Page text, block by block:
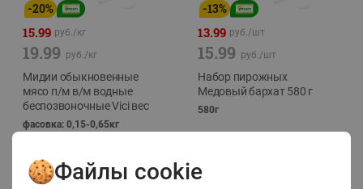
-20%
15.99 руб./кг
19.99 руб./кг
Мидии обыкновенные
мясо п/м в/м водные
беспозвоночные Vici вес
фасовка: 0,15-0,65кг
-13%
13.99 руб./шт
15.99 руб./шт
Набор пирожных
Медовый бархат 580 г
580г
Файлы cookie